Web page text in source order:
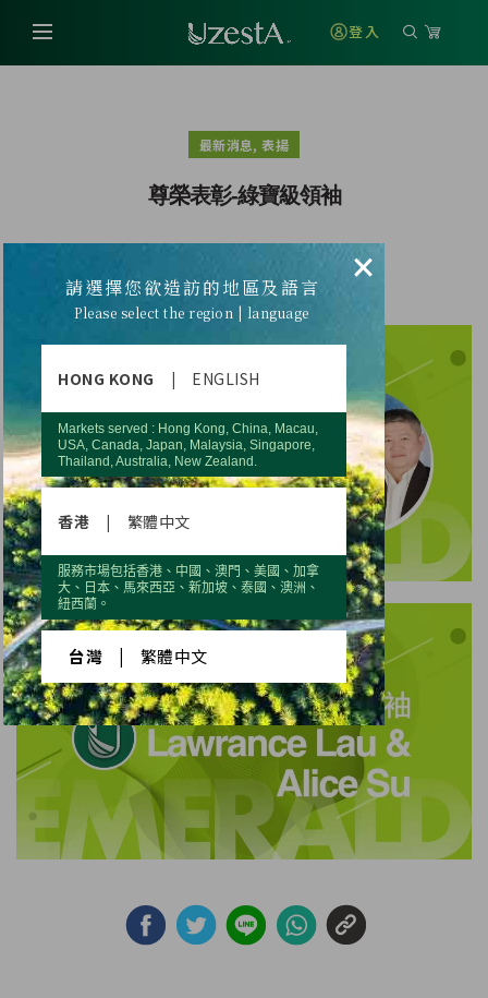
登入
最新消息,表揚
尊榮表彰-綠寶級領袖
讓我們恭喜以下領袖新晉升綠寶領袖
×
請選擇您欲造訪的地區及語言
Please select the region | language
HONG KONG | ENGLISH
Markets served : Hong Kong, China, Macau,
USA, Canada, Japan, Malaysia, Singapore,
Thailand, Australia, New Zealand.
香港 | 繁體中文
服務市場包括香港、中國、澳門、美國、加拿
大、日本、馬來西亞、新加坡、泰國、澳洲、
紐西蘭。
台灣 | 繁體中文